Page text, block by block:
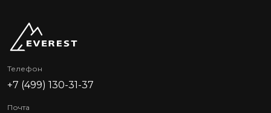
Телефон
+7 (499) 130-31-37
Почта